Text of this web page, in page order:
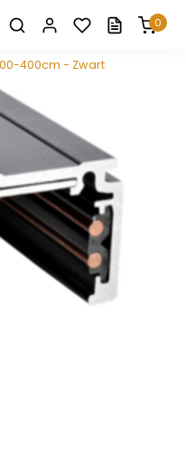
0
400cm - Zwart